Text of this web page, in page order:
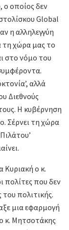
ο οποίος δεν
Global
η αλληλεγγύη
τη χώρα μας το
στο νόμο του
αλλά
Διεθνούς
Η κυβέρνηση
Σέρνει τη χώρα
Κυριακή ο κ.
πολίτες που δεν
πολιτικής.
μια εφαρμογή
κ. Μητσοτάκης